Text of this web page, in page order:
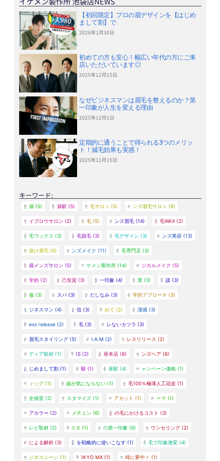
【初回限定】プロの眉デザインを【はじめ
まして割】で
2026年1月30日
初めての方も安心！幅広い年代の方にご来
店いただいています◎
2025年12月15日
なぜビジネスマンは眉毛を整えるのか？第
一印象が人生を変える理由
2025年12月1日
定期的に通うことで得られる3つのメリッ
ト！減毛効果も実感！
2025年11月15日
キーワード:
池袋 (5) 池袋駅 (5) 眉毛サロン (5) メンズ眉毛サロン (8)
アイブロウサロン (2) 眉毛 (5) メンズ眉毛 (14) 眉毛WAX (2)
眉毛ワックス (3) 眉毛脱毛 (3) 眉毛デザイン (3) メンズ美容 (13)
垢抜け眉毛 (6) メンズメイク (11) 眉毛専門店 (3)
池袋メンズサロン (5) イケメン製作所 (14) ロジカルメイク (5)
科学的 (2) 自己投資 (3) 第一印象 (4) 営業 (3) 商談 (3)
面接 (3) コスパ (3) 身だしなみ (3) 科学的アプローチ (3)
ビジネスマン (4) 自信 (3) 初めて (2) 清潔感 (3)
Press release (2) 薄毛 (3) バレないカツラ (3)
AI眉毛スタイリング (5) A.I.A.M (2) プレスリリース (2)
メディア取材 (1) TBS (2) 銀座本店 (8) メンズヘア (6)
はじめまして割 (1) 体験 (1) 銀座駅 (4) キャンペーン価格 (1)
ウィッグ (1) 視線が気にならない (1) 人毛100％極薄人工頭皮 (1)
完全個室 (2) カスタマイズ (1) ヘアカット (1) パーマ (1)
ヘアカラー (2) イメチェン (6) 髪の毛にかけるコスト (3)
テレビ取材 (2) Nスタ (1) 人の第一印象 (6) カウンセリング (2)
AIによる解析 (3) 顔を戦略的に使いこなす (1) 眉毛で印象激変 (4)
ビジネスシーン (1) TOKYO MX (1) ５時に夢中！ (1)